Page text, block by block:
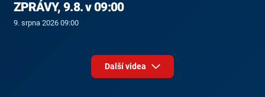
ZPRÁVY, 9.8. v 09:00
9. srpna 2026 09:00
Další videa